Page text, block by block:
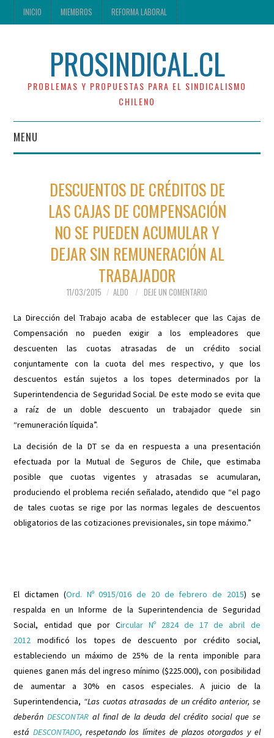
INICIO MIEMBROS REFORMA LABORAL
PROSINDICAL.CL
PROBLEMAS Y PROPUESTAS PARA EL SINDICALISMO
CHILENO
MENU
MIEMBROS
REFORMA LABORAL
DESCUENTOS DE CRÉDITOS DE
LAS CAJAS DE COMPENSACIÓN
NO SE PUEDEN ACUMULAR Y
DEJAR SIN REMUNERACIÓN AL
TRABAJADOR
11/03/2015 ALDO DEJE UN COMENTARIO
La Dirección del Trabajo acaba de establecer que las Cajas de
Compensación no pueden exigir a los empleadores que
descuenten las cuotas atrasadas de un crédito social
conjuntamente con la cuota del mes respectivo, y que los
descuentos están sujetos a los topes determinados por la
Superintendencia de Seguridad Social. De este modo se evita que
a raíz de un doble descuento un trabajador quede sin
“remuneración líquida”.
La decisión de la DT se da en respuesta a una presentación
efectuada por la Mutual de Seguros de Chile, que estimaba
posible que cuotas vigentes y atrasadas se acumularan,
produciendo el problema recién señalado, atendido que “el pago
de tales cuotas se rige por las normas legales de descuentos
obligatorios de las cotizaciones previsionales, sin tope máximo.”
El dictamen (Ord. Nº 0915/016 de 20 de febrero de 2015) se
respalda en un Informe de la Superintendencia de Seguridad
Social, entidad que por Circular Nº 2824 de 17 de abril de
2012 modificó los topes de descuento por crédito social,
estableciendo un máximo de 25% de la renta imponible para
quienes ganen más del ingreso mínimo ($225.000), con posibilidad
de aumentar a 30% en casos especiales. A juicio de la
Superintendencia, “Las cuotas atrasadas de un crédito anterior, se
deberánDESCONTAR al final de la deuda del crédito social que se
estáDESCONTADO, respetando los límites de plazos otorgados y el